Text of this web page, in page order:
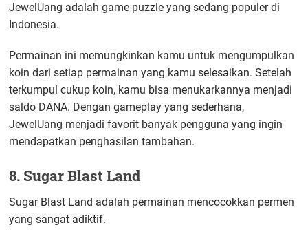
JewelUang adalah game puzzle yang sedang populer di
Indonesia.
Permainan ini memungkinkan kamu untuk mengumpulkan
koin dari setiap permainan yang kamu selesaikan. Setelah
terkumpul cukup koin, kamu bisa menukarkannya menjadi
saldo DANA. Dengan gameplay yang sederhana,
JewelUang menjadi favorit banyak pengguna yang ingin
mendapatkan penghasilan tambahan.
8. Sugar Blast Land
Sugar Blast Land adalah permainan mencocokkan permen
yang sangat adiktif.